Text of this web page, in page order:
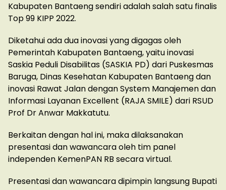
Kabupaten Bantaeng sendiri adalah salah satu finalis
Top 99 KIPP 2022.
Diketahui ada dua inovasi yang digagas oleh
Pemerintah Kabupaten Bantaeng, yaitu inovasi
Saskia Peduli Disabilitas (SASKIA PD) dari Puskesmas
Baruga, Dinas Kesehatan Kabupaten Bantaeng dan
inovasi Rawat Jalan dengan System Manajemen dan
Informasi Layanan Excellent (RAJA SMILE) dari RSUD
Prof Dr Anwar Makkatutu.
Berkaitan dengan hal ini, maka dilaksanakan
presentasi dan wawancara oleh tim panel
independen KemenPAN RB secara virtual.
Presentasi dan wawancara dipimpin langsung Bupati